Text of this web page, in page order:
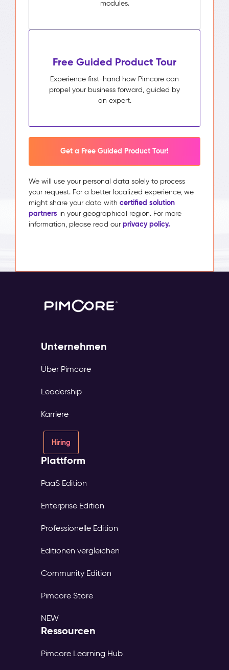
modules.
Free Guided Product Tour
Experience first-hand how Pimcore can
propel your business forward, guided by
an expert.
Get a Free Guided Product Tour!
We will use your personal data solely to process
your request. For a better localized experience, we
might share your data with certified solution
partners in your geographical region. For more
information, please read our privacy policy.
Unternehmen
Über Pimcore
Leadership
Karriere
Hiring
Plattform
PaaS Edition
Enterprise Edition
Professionelle Edition
Editionen vergleichen
Community Edition
Pimcore Store
NEW
Ressourcen
Pimcore Learning Hub